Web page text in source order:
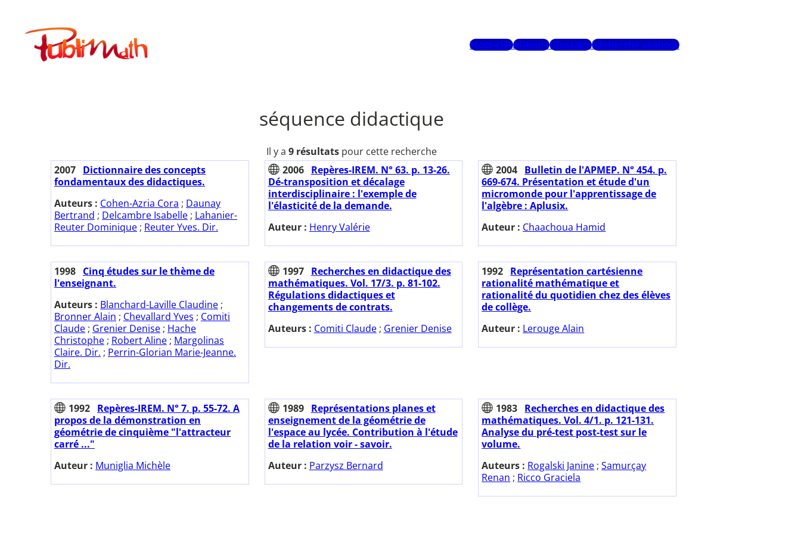
contenuPublimath
Mots-clésAuteursGlossaireRecherche avancée
séquence didactique
Il y a 9 résultats pour cette recherche
2007 Dictionnaire des concepts
fondamentaux des didactiques.
Auteurs : Cohen-Azria Cora ; Daunay
Bertrand ; Delcambre Isabelle ; Lahanier-
Reuter Dominique ; Reuter Yves. Dir.
2006
Repères-IREM. N° 63. p. 13-26.
Dé-transposition et décalage
interdisciplinaire : l'exemple de
l'élasticité de la demande.
Auteur : Henry Valérie
2004 Bulletin de l'APMEP. N° 454. p.
669-674. Présentation et étude d'un
micromonde pour l'apprentissage de
l'algèbre : Aplusix.
Auteur : Chaachoua Hamid
1998 Cinq études sur le thème de
l'enseignant.
Auteurs : Blanchard-Laville Claudine ;
Bronner Alain ; Chevallard Yves ; Comiti
Claude ; Grenier Denise ; Hache
Christophe ; Robert Aline ; Margolinas
Claire. Dir. ; Perrin-Glorian Marie-Jeanne.
Dir.
1997
Recherches en didactique des
mathématiques. Vol. 17/3. p. 81-102.
Régulations didactiques et
changements de contrats.
Auteurs : Comiti Claude; Grenier Denise
1992 Représentation cartésienne
rationalité mathématique et
rationalité du quotidien chez des élèves
de collège.
Auteur : Lerouge Alain
1992 Repères-IREM. N° 7. p. 55-72. A
propos de la démonstration en
géométrie de cinquième "l'attracteur
carré ..."
Auteur : Muniglia Michèle
1989
Représentations planes et
enseignement de la géométrie de
l'espace au lycée. Contribution à l'étude
de la relation voir - savoir.
Auteur : Parzysz Bernard
1983 Recherches en didactique des
mathématiques. Vol. 4/1. p. 121-131.
Analyse du pré-test post-test sur le
volume.
Auteurs : Rogalski Janine ;Samurçay
Renan ; Ricco Graciela